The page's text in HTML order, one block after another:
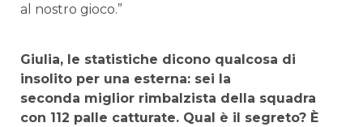
al nostro gioco.”
Giulia, le statistiche dicono qualcosa di
insolito per una esterna: sei la
seconda miglior rimbalzista della squadra
con 112 palle catturate. Qual è il segreto? È